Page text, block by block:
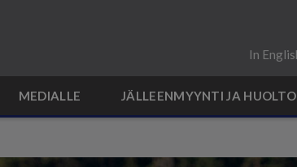
In
MEDIALLE JÄLLEENMYYNTI JA HUOLTO